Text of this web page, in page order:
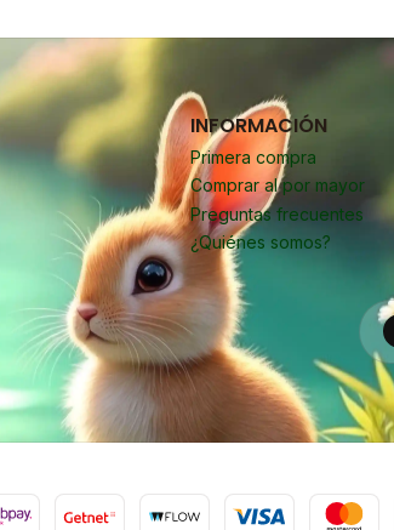
INFORMACIÓN
Primera compra
Comprar al por mayor
Preguntas frecuentes
¿Quiénes somos?